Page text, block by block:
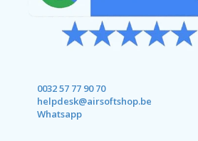
0032 57 77 90 70
helpdesk@airsoftshop.be
Whatsapp